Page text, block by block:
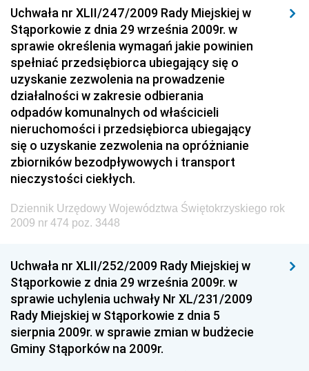
Dziennik Urzędowy Ministra Rozwoju i Finansów
Dziennik Urzędowy Wyższego Urzędu Górniczego
Dziennik Urzędowy Prezesa Urzędu Transportu
Kolejowego
Dziennik Urzędowy Ministra Przedsiębiorczości i
Technologii
Dziennik Urzędowy Ministra Inwestycji i Rozwoju
Dziennik Urzędowy Naczelnego Dyrektora Archiwów
Państwowych
Dziennik Urzędowy Ministra Finansów, Inwestycji i
Rozwoju
Dziennik Urzędowy Ministra Sportu
Dziennik Urzędowy Ministra Funduszy i Polityki
Regionalnej
Dziennik Urzędowy Ministra Aktywów Państwowych
Dziennik Urzędowy Ministra Zdrowia
Uchwała nr XLII/247/2009 Rady Miejskiej w
Stąporkowie z dnia 29 września 2009r. w
sprawie określenia wymagań jakie powinien
spełniać przedsiębiorca ubiegający się o
uzyskanie zezwolenia na prowadzenie
działalności w zakresie odbierania
odpadów komunalnych od właścicieli
nieruchomości i przedsiębiorca ubiegający
się o uzyskanie zezwolenia na opróżnianie
zbiorników bezodpływowych i transport
nieczystości ciekłych.
Dziennik Urzędowy Województwa Świętokrzyskiego rok
2009 nr 474 poz. 3448
Uchwała nr XLII/252/2009 Rady Miejskiej w
Stąporkowie z dnia 29 września 2009r. w
sprawie uchylenia uchwały Nr XL/231/2009
Rady Miejskiej w Stąporkowie z dnia 5
sierpnia 2009r. w sprawie zmian w budżecie
Gminy Stąporków na 2009r.